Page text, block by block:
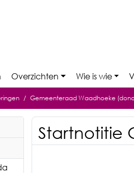
Overzichten Wie is wie
Gemeenteraad Waadhoeke
Startnotitie